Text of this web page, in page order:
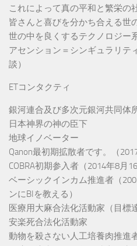
これによって真の平和と繁栄の
皆さんと喜びを分かち合える世
世の中を良くするテクノロジー
アセンション＝シンギュラリテ
談）
ETコンタクティ
銀河連合及び多次元銀河共同体
日本神界の神の臣下
地球イノベーター
Qanon最初期拡散者です。（
COBRA初期参入者（2014年8月16
ベーシックインカム推進者（
ンにBIを教える）
医療用大麻合法化活動家（目標
安楽死合法化活動家
動物を殺さない人工培養肉推進